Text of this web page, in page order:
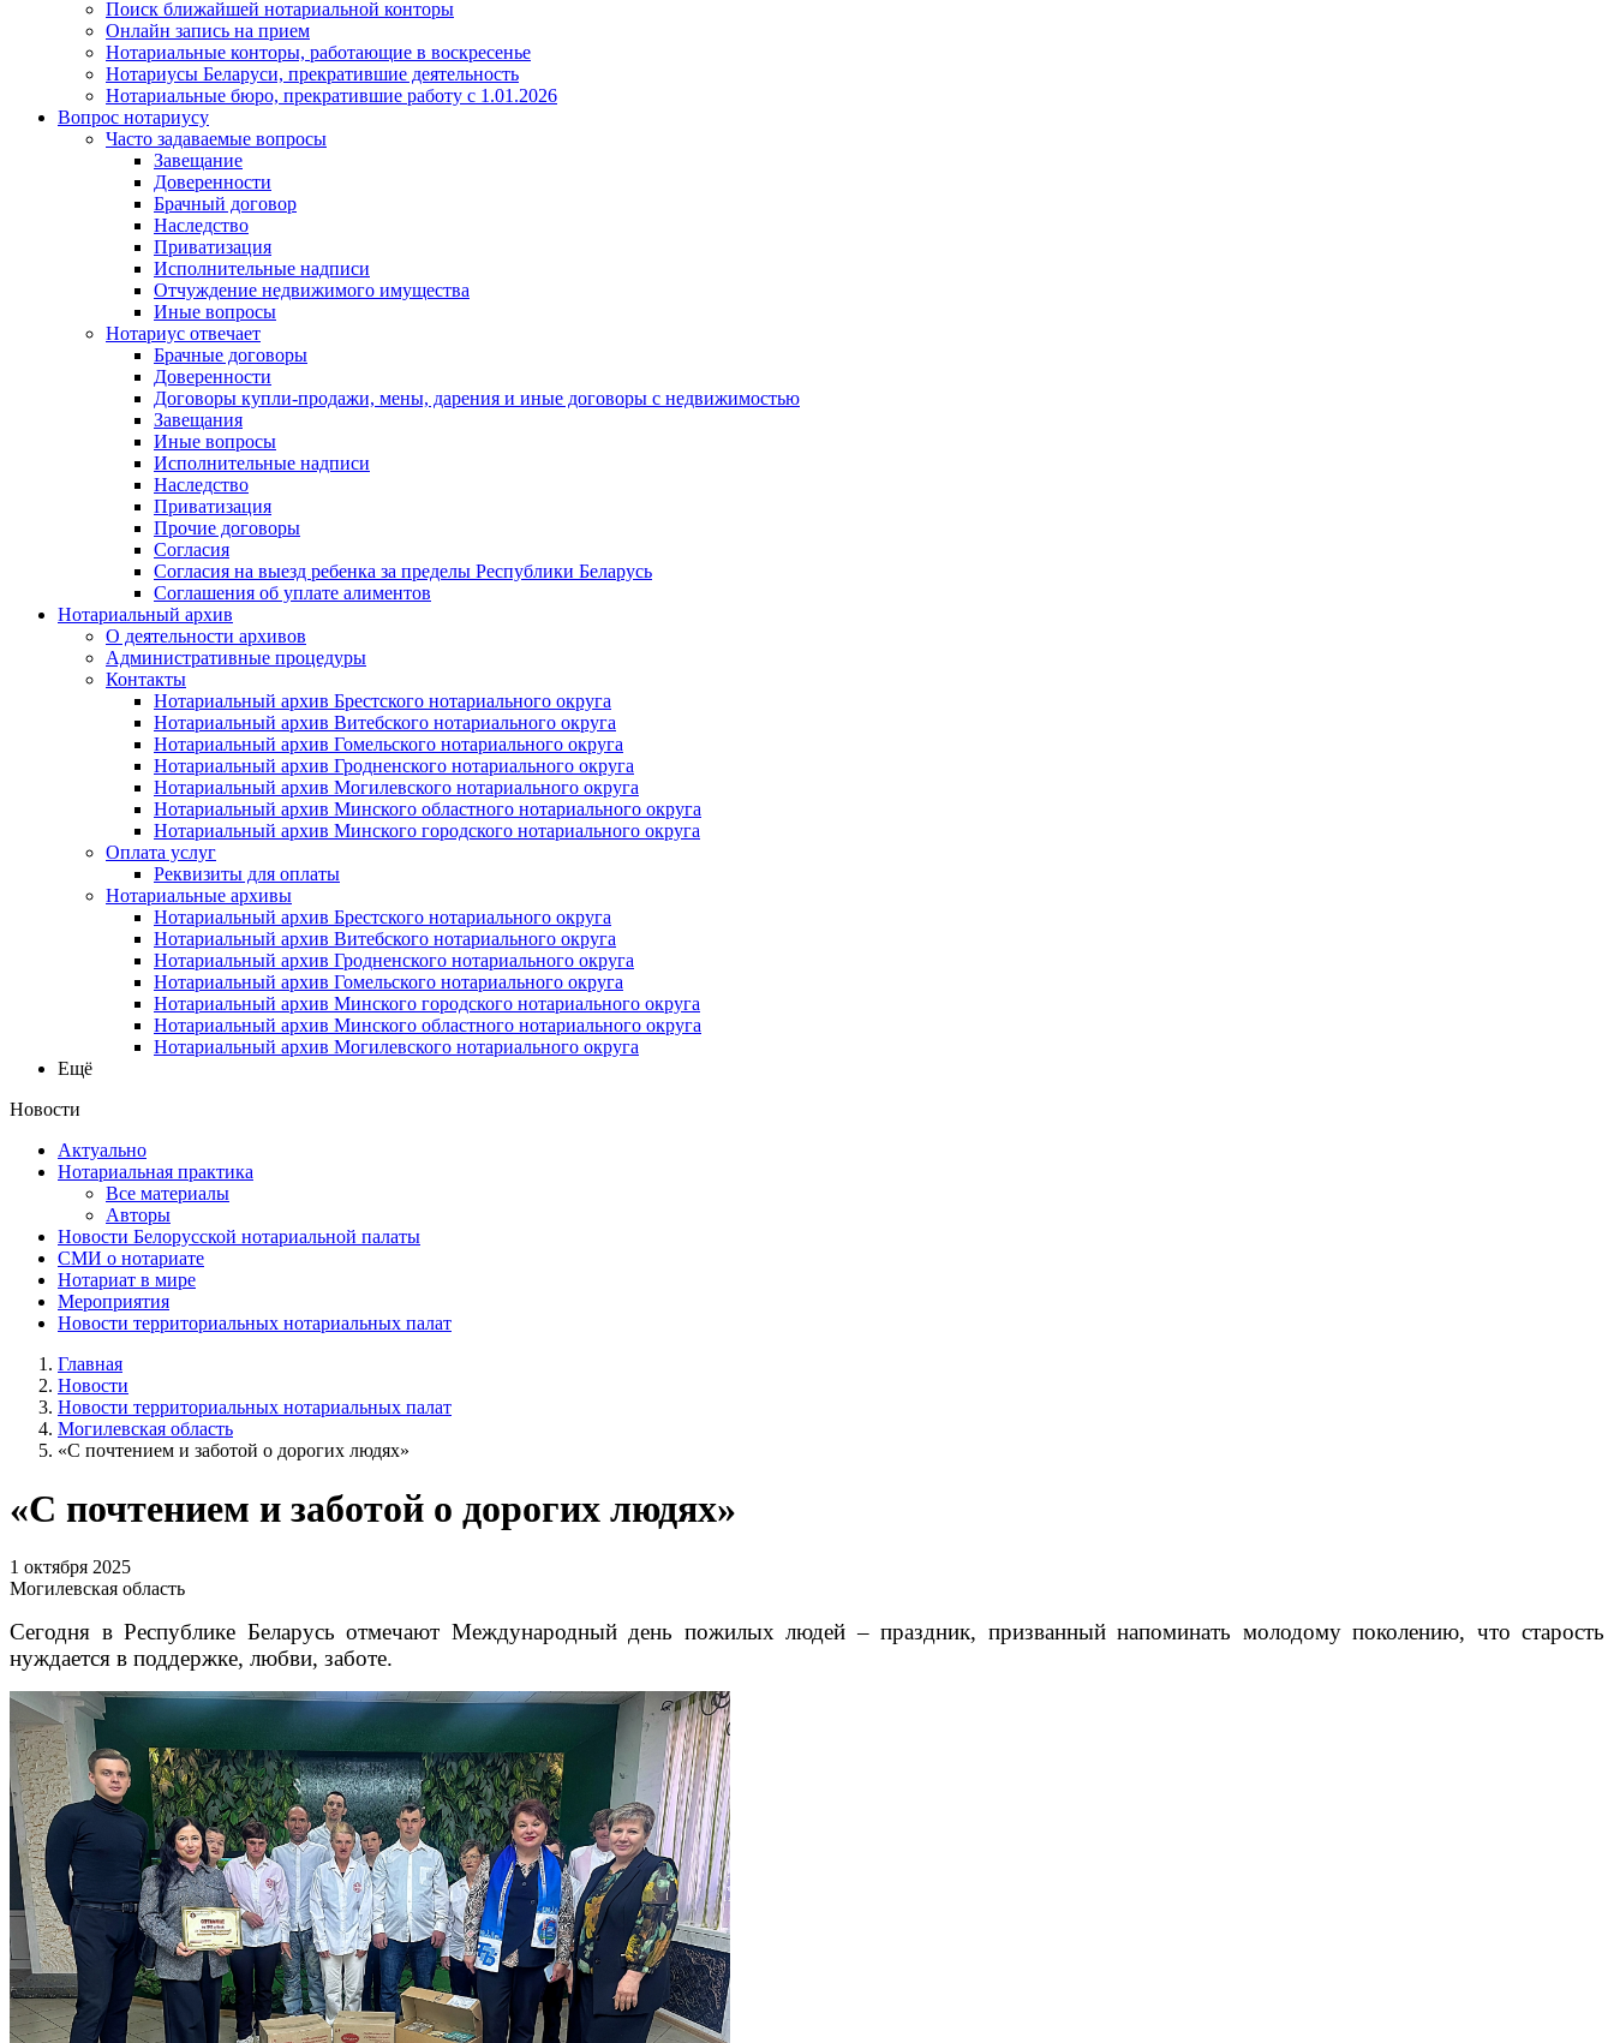
Поиск ближайшей нотариальной конторы
Онлайн запись на прием
Нотариальные конторы, работающие в воскресенье
Нотариусы Беларуси, прекратившие деятельность
Нотариальные бюро, прекратившие работу с 1.01.2026
Вопрос нотариусу
Часто задаваемые вопросы
Завещание
Доверенности
Брачный договор
Наследство
Приватизация
Исполнительные надписи
Отчуждение недвижимого имущества
Иные вопросы
Нотариус отвечает
Брачные договоры
Доверенности
Договоры купли-продажи, мены, дарения и иные договоры с недвижимостью
Завещания
Иные вопросы
Исполнительные надписи
Наследство
Приватизация
Прочие договоры
Согласия
Согласия на выезд ребенка за пределы Республики Беларусь
Соглашения об уплате алиментов
Нотариальный архив
О деятельности архивов
Административные процедуры
Контакты
Нотариальный архив Брестского нотариального округа
Нотариальный архив Витебского нотариального округа
Нотариальный архив Гомельского нотариального округа
Нотариальный архив Гродненского нотариального округа
Нотариальный архив Могилевского нотариального округа
Нотариальный архив Минского областного нотариального округа
Нотариальный архив Минского городского нотариального округа
Оплата услуг
Реквизиты для оплаты
Нотариальные архивы
Нотариальный архив Брестского нотариального округа
Нотариальный архив Витебского нотариального округа
Нотариальный архив Гродненского нотариального округа
Нотариальный архив Гомельского нотариального округа
Нотариальный архив Минского городского нотариального округа
Нотариальный архив Минского областного нотариального округа
Нотариальный архив Могилевского нотариального округа
Ещё
Новости
Актуально
Нотариальная практика
Все материалы
Авторы
Новости Белорусской нотариальной палаты
СМИ о нотариате
Нотариат в мире
Мероприятия
Новости территориальных нотариальных палат
Главная
Новости
Новости территориальных нотариальных палат
Могилевская область
«С почтением и заботой о дорогих людях»
«С почтением и заботой о дорогих людях»
1 октября 2025
Могилевская область
Сегодня в Республике Беларусь отмечают Международный день пожилых людей – праздник, призванный напоминать молодому поколению, что старость
нуждается в поддержке, любви, заботе.